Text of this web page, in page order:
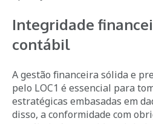
Integridade
contábil
A gestão financeira sólida e
pelo LOC1 é essencial para
estratégicas embasadas em
disso, a conformidade com